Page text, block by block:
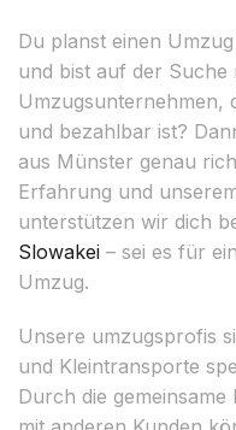
Du planst einen
und bist auf der Suche
Umzugsunternehmen,
und bezahlbar ist?
aus Münster genau
Erfahrung und
unterstützen wir dich
Slowakei – sei es für
Umzug.
Unsere umzugsprofis
und Kleintransporte
Durch die